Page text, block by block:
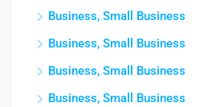
Business, Small Business
Business, Small Business
Business, Small Business
Business, Small Business